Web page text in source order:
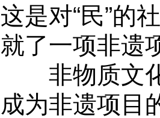
这是对“民”的
就了一项非遗
非物质文化
成为非遗项目